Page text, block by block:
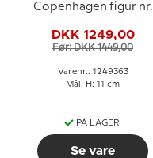
Copenhagen figur nr.
DKK 1249,00
Før: DKK 1449,00
Varenr.: 1249363
Mål: H: 11 cm
PÅ LAGER
Se vare